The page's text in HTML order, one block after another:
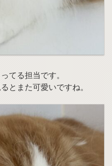
てる担当です。
とまた可愛いですね。